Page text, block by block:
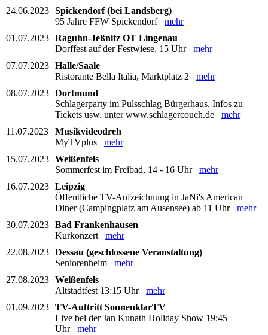
24.06.2023 Spickendorf (bei Landsberg)
95 Jahre FFW Spickendorf mehr
01.07.2023 Raguhn-Jeßnitz OT Lingenau
Dorffest auf der Festwiese, 15 Uhr mehr
07.07.2023 Halle/Saale
Ristorante Bella Italia, Marktplatz 2 mehr
08.07.2023 Dortmund
Schlagerparty im Pulsschlag Bürgerhaus, Infos zu
Tickets usw. unter www.schlagercouch.de mehr
11.07.2023
Musikvideodreh
MyTVplus mehr
15.07.2023 Weißenfels
Sommerfest im Freibad, 14 - 16 Uhr mehr
16.07.2023 Leipzig
Öffentliche TV-Aufzeichnung in JaNi's American
Diner (Campingplatz am Ausensee) ab 11 Uhr mehr
30.07.2023 Bad Frankenhausen
Kurkonzert mehr
22.08.2023 Dessau (geschlossene Veranstaltung)
Seniorenheim mehr
27.08.2023 Weißenfels
Altstadtfest 13:15 Uhr mehr
01.09.2023 TV-Auftritt SonnenklarTV
Live bei der Jan Kunath Holiday Show 19:45
Uhr mehr